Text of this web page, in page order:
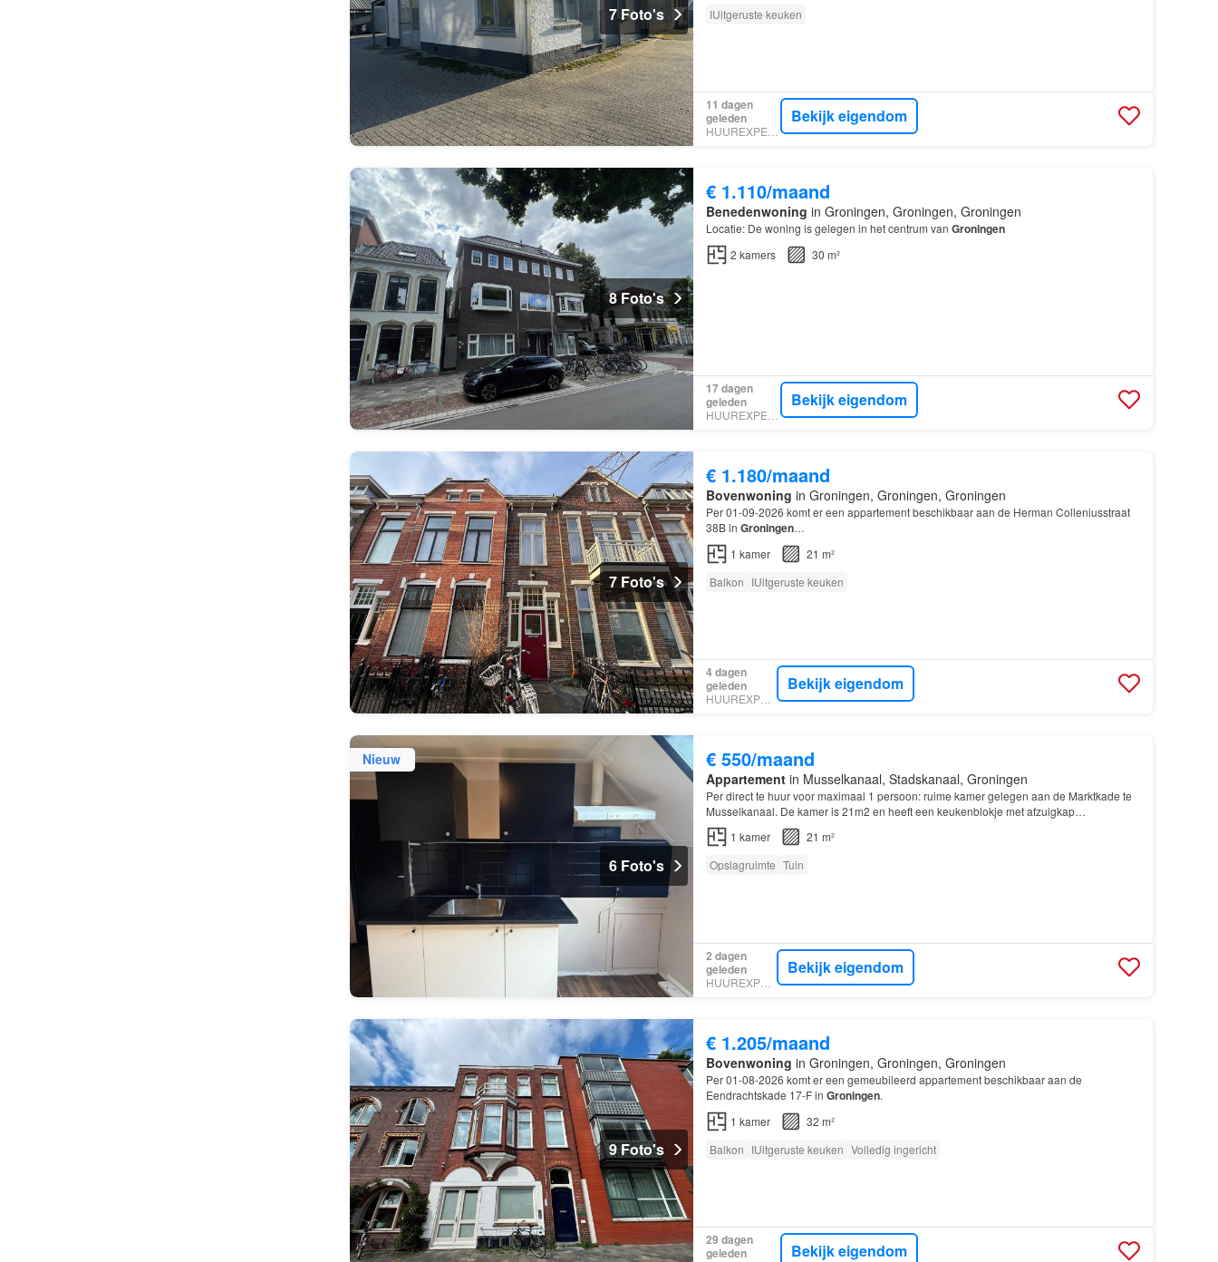
7 Foto's
IUitgeruste keuken
11 dagen
geleden
Bekijk eigendom
8 Foto's
€ 1.110/maand
Benedenwoning in Groningen, Groningen, Groningen
Locatie: De woning is gelegen in het centrum van Groningen
2 kamers 30 m²
17 dagen
geleden
Bekijk eigendom
7 Foto's
€ 1.180/maand
Bovenwoning in Groningen, Groningen, Groningen
Per 01-09-2026 komt er een appartement beschikbaar aan de Herman Colleniusstraat
38B in Groningen…
1 kamer
21 m²
Balkon IUitgeruste keuken
4 dagen
geleden
HUUREXPERT
Bekijk eigendom
Nieuw
6 Foto's
€ 550/maand
Appartementin Musselkanaal, Stadskanaal, Groningen
Per direct te huur voor maximaal 1 persoon: ruime kamer gelegen aan de Marktkade te
Musselkanaal. De kamer is 21m2 en heeft een keukenblokje met afzuigkap…
1 kamer
21 m²
Opslagruimte Tuin
2 dagen
geleden
HUUREXPERT
Bekijk eigendom
9 Foto's
€ 1.205/maand
Bovenwoning in Groningen, Groningen, Groningen
Per 01-08-2026 komt er een gemeubileerd appartement beschikbaar aan de
Eendrachtskade 17-F in Groningen.
1 kamer
32 m²
Balkon IUitgeruste keuken Volledig ingericht
29 dagen
geleden
Bekijk eigendom